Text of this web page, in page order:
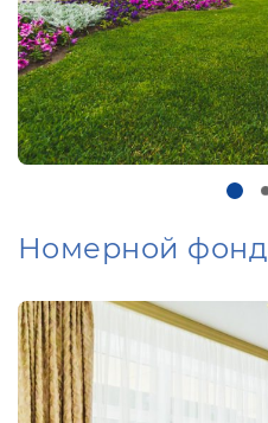
Номерной фонд